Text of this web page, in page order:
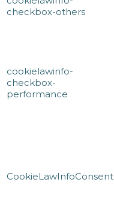
checkbox-others
cookielawinfo-
checkbox-
performance
CookieLawInfoConsent